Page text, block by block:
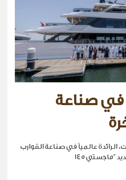
في صناعة
عالمياً في صناعة القوارب
"ماجستي 145